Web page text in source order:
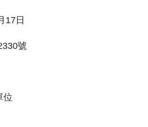
17日
號
位